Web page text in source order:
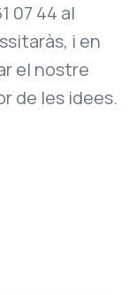
07 44 al
i en
el nostre
de les idees.